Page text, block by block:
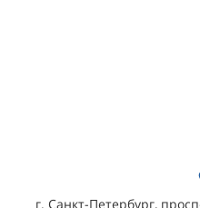
г. Санкт-Петербург,